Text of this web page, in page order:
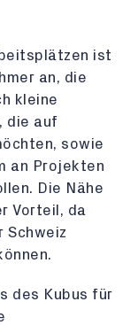
ist
an, die
kleine
die auf
sowie
an Projekten
Die Nähe
Vorteil, da
Schweiz
des Kubus für